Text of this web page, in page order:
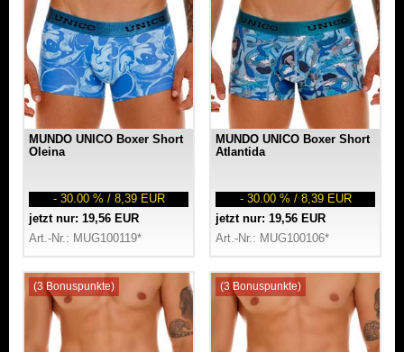
MUNDO UNICO Boxer Short
Oleina
- 30.00 % / 8,39 EUR
jetzt nur: 19,56 EUR
Art.-Nr.: MUG100119*
MUNDO UNICO Boxer Short
Atlantida
- 30.00 % / 8,39 EUR
jetzt nur: 19,56 EUR
Art.-Nr.: MUG100106*
(3 Bonuspunkte) (3 Bonuspunkte)